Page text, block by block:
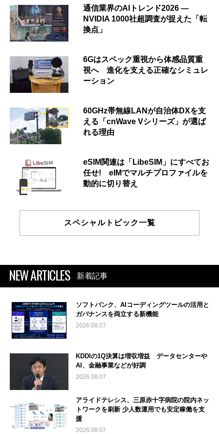
通信業界のAIトレンド2026 ―
NVIDIA 1000社超調査が捉えた「転
換点」
6Gはスペック重視から体感品質重
視へ 進化を支える正確なシミュレ
ーション
60GHz帯無線LANが自治体DXを支
える「cnWave Vシリーズ」が選ば
れる理由
eSIM関連は「LibeSIM」にすべてお
任せ! eIMでマルチプロファイルを
動的に切り替え
スペシャルトピック一覧
NEW ARTICLES 新着記事
ソフトバンク、AIコーディングツールの活用と
ガバナンスを両立する新機能
2026.08.07
KDDIの1Q決算は増収増益 データセンターや
AI、金融事業などが好調
2026.08.07
アライドテレシス、三原赤十字病院の院内ネッ
トワークを刷新 少人数運用でも安定稼働を支
援
2026.08.07